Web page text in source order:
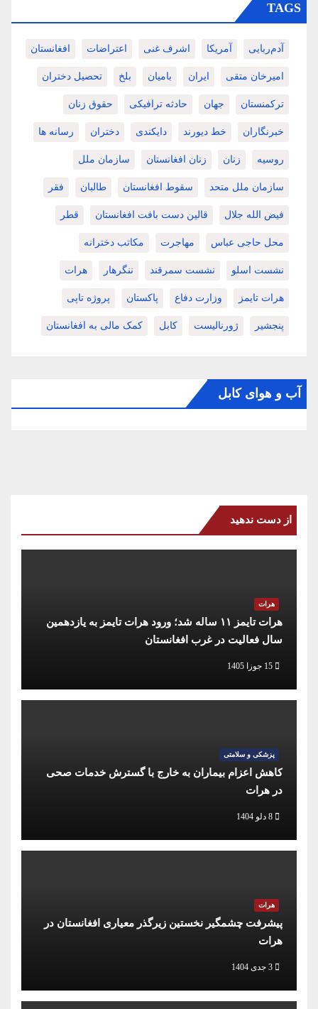
TAGS
آدم‌ربایی آمریکا اشرف غنی اعتراضات افغانستان
امیرخان متقی ایران بامیان بلخ تحصیل دختران
ترکمنستان جهان حادثه ترافیکی حقوق زنان
خبرنگاران خط دیورند دایکندی دختران رسانه ها
روسیه زنان زنان افغانستان سازمان ملل
سازمان ملل متحد سقوط افغانستان طالبان فقر
فیض الله جلال قالین دست بافت افغانستان قطر
محل حاجی عباس مهاجرت مکاتب دخترانه
نشست اسلو نشست سمرقند ننگرهار هرات
هرات تایمز وزارت دفاع پاکستان پروژه تاپی
پنجشیر ژورنالیست کابل کمک مالی به افغانستان
آب و هوای کابل
از دست ندهید
هرات
هرات تایمز ۱۱ ساله شد؛ ورود هرات تایمز به یازدهمین
سال فعالیت در غرب افغانستان
15 جوزا 1405
پزشکی و سلامتی
کاهش اعزام بیماران به خارج با گسترش خدمات صحی
در هرات
8 دلو 1404
هرات
پیشرفت چشمگیر نخستین زیرگذر معیاری افغانستان در
هرات
3 جدی 1404